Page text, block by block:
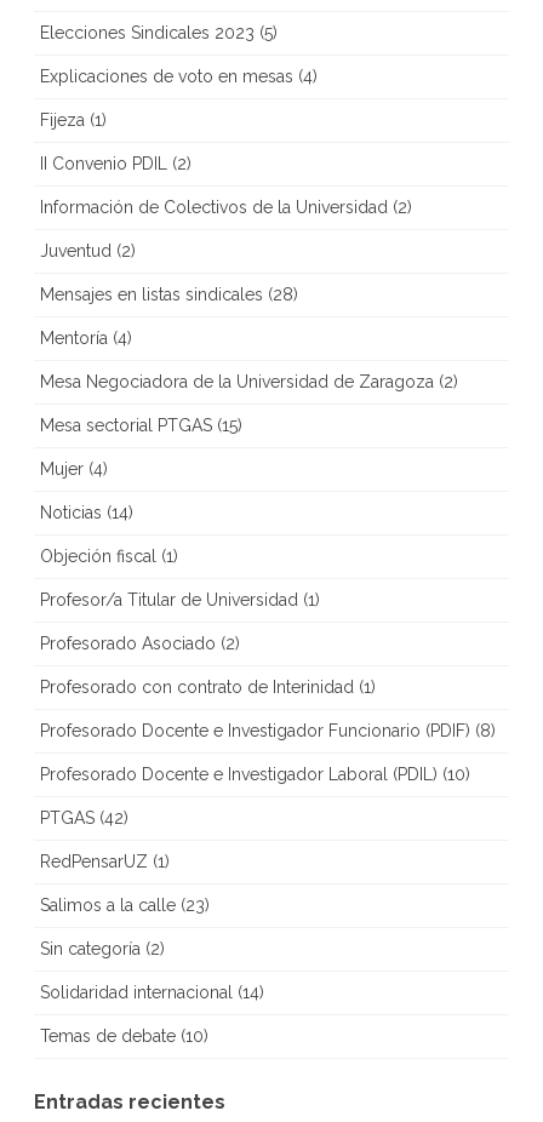
Elecciones Sindicales 2023 (5)
Explicaciones de voto en mesas (4)
Fijeza (1)
II Convenio PDIL (2)
Información de Colectivos de la Universidad (2)
Juventud (2)
Mensajes en listas sindicales (28)
Mentoría (4)
Mesa Negociadora de la Universidad de Zaragoza (2)
Mesa sectorial PTGAS (15)
Mujer (4)
Noticias (14)
Objeción fiscal (1)
Profesor/a Titular de Universidad (1)
Profesorado Asociado (2)
Profesorado con contrato de Interinidad (1)
Profesorado Docente e Investigador Funcionario (PDIF) (8)
Profesorado Docente e Investigador Laboral (PDIL) (10)
PTGAS (42)
RedPensarUZ (1)
Salimos a la calle (23)
Sin categoría (2)
Solidaridad internacional (14)
Temas de debate (10)
Entradas recientes